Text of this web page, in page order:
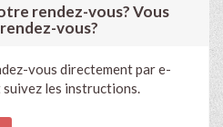
rendez-vous? Vous
vous?
vous directement par e-
les instructions.